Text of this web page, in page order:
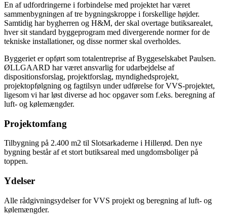
En af udfordringerne i forbindelse med projektet har været
sammenbygningen af tre bygningskroppe i forskellige højder.
Samtidig har bygherren og H&M, der skal overtage butiksarealet,
hver sit standard byggeprogram med divergerende normer for de
tekniske installationer, og disse normer skal overholdes.
Byggeriet er opført som totalentreprise af Byggeselskabet Paulsen.
ØLLGAARD har været ansvarlig for udarbejdelse af
dispositionsforslag, projektforslag, myndighedsprojekt,
projektopfølgning og fagtilsyn under udførelse for VVS-projektet,
ligesom vi har løst diverse ad hoc opgaver som f.eks. beregning af
luft- og kølemængder.
Projektomfang
Tilbygning på 2.400 m2 til Slotsarkaderne i Hillerød. Den nye
bygning består af et stort butiksareal med ungdomsboliger på
toppen.
Ydelser
Alle rådgivningsydelser for VVS projekt og beregning af luft- og
kølemængder.